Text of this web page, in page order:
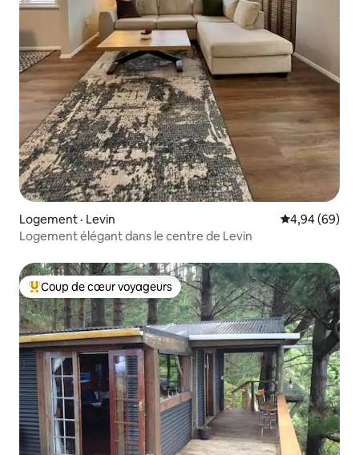
Logement · Levin Note
4,94 (69)
Logement élégant dans le centre de Levin
Coup de cœur voyageurs parmi les plus aimés
Coup de cœur voyageurs